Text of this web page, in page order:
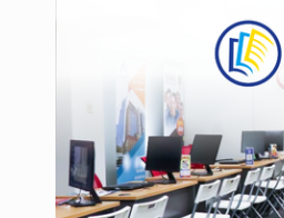
技职学校
语言学校